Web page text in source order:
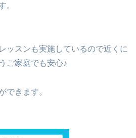
。
ッスンも実施しているので近くに
ご家庭でも安心♪
できます。